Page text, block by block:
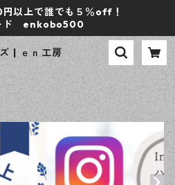
以上で誰でも５％off！
ド enkobo500
| ｅｎ工房